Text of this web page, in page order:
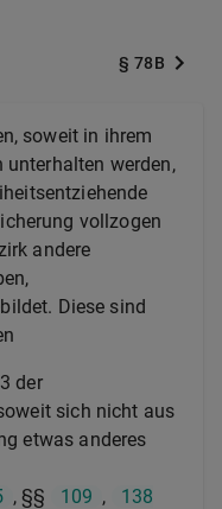
§ 78B
soweit in ihrem
unterhalten werden,
vollzogen
andere
Diese sind
der
sich nicht aus
etwas anderes
, §§ 109 ,
138